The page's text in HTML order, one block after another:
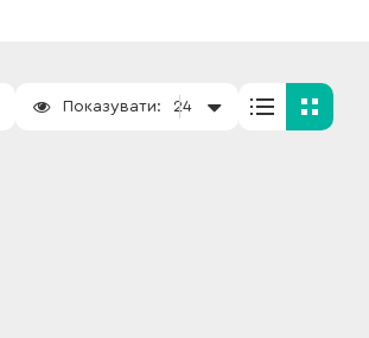
Показувати: 24